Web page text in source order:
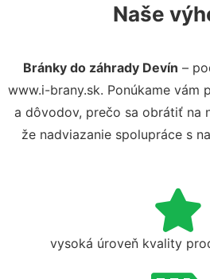
Naše
Bránky do záhrady Devín –
www.i-brany.sk. Ponúkame vám
a dôvodov, prečo sa obrátiť na
že nadviazanie spolupráce s
vysoká úroveň kvality